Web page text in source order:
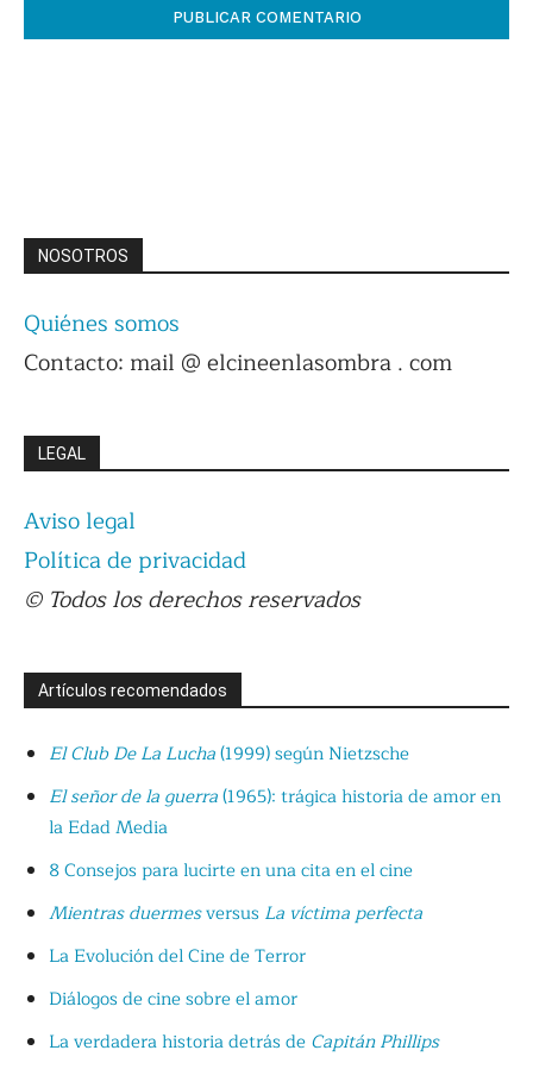
NOSOTROS
Quiénes somos
Contacto: mail @ elcineenlasombra . com
LEGAL
Aviso legal
Política de privacidad
© Todos los derechos reservados
Artículos recomendados
El Club De La Lucha(1999) según Nietzsche
El señor de la guerra(1965): trágica historia de amor en
la Edad Media
8 Consejos para lucirte en una cita en el cine
Mientras duermesversus La víctima perfecta
La Evolución del Cine de Terror
Diálogos de cine sobre el amor
La verdadera historia detrás de Capitán Phillips